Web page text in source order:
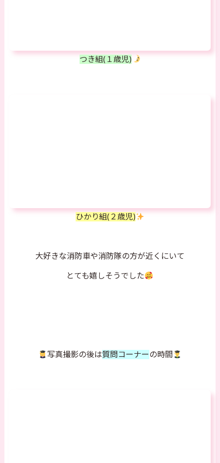
つき組(１歳児)
ひかり組(２歳児)
大好きな消防車や消防隊の方が近くにいて
とても嬉しそうでした
写真撮影の後は質問コーナーの時間